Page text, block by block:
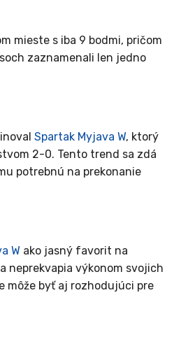
mieste s iba 9 bodmi, pričom
zaznamenali len jedno
Spartak Myjava W, ktorý
2-0. Tento trend sa zdá
potrebnú na prekonanie
W ako jasný favorit na
neprekvapia výkonom svojich
môže byť aj rozhodujúci pre